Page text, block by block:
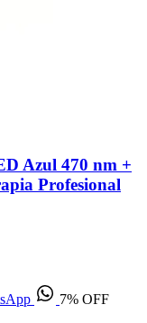
Azul 470 nm +
Profesional
7% OFF